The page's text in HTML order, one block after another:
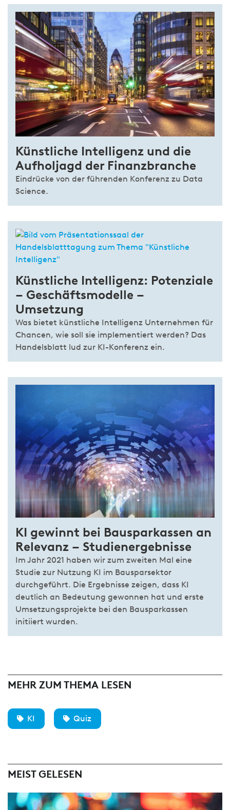
Künstliche Intelligenz und die
Aufholjagd der Finanzbranche
Eindrücke von der führenden Konferenz zu Data
Science.
Künstliche Intelligenz: Potenziale
– Geschäftsmodelle –
Umsetzung
Was bietet künstliche Intelligenz Unternehmen für
Chancen, wie soll sie implementiert werden? Das
Handelsblatt lud zur KI-Konferenz ein.
KI gewinnt bei Bausparkassen an
Relevanz – Studienergebnisse
Im Jahr 2021 haben wir zum zweiten Mal eine
Studie zur Nutzung KI im Bausparsektor
durchgeführt. Die Ergebnisse zeigen, dass KI
deutlich an Bedeutung gewonnen hat und erste
Umsetzungsprojekte bei den Bausparkassen
initiiert wurden.
MEHR ZUM THEMA LESEN
KI Quiz
MEIST GELESEN